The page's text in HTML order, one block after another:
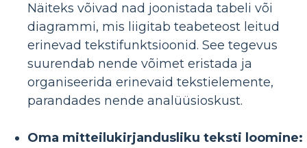
Näiteks võivad nad joonistada tabeli või
diagrammi, mis liigitab teabeteost leitud
erinevad tekstifunktsioonid. See tegevus
suurendab nende võimet eristada ja
organiseerida erinevaid tekstielemente,
parandades nende analüüsioskust.
Oma mitteilukirjandusliku teksti loomine: